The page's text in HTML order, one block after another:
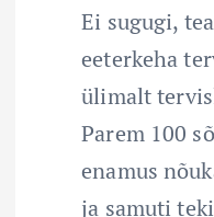
Ei sugugi,
eeterkeha
ülimalt
Parem 100
enamus
ja samuti